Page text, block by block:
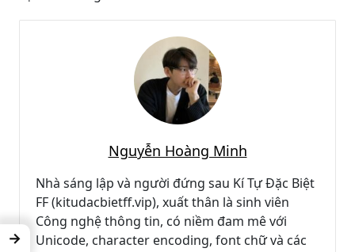
Nguyễn Hoàng Minh
Nhà sáng lập và người đứng sau Kí Tự Đặc Biệt
FF (kitudacbietff.vip), xuất thân là sinh viên
Công nghệ thông tin, có niềm đam mê với
Unicode, character encoding, font chữ và các
→